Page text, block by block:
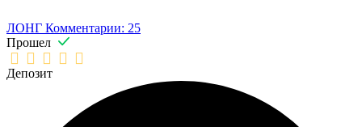
ЛОНГ Комментарии: 25
Прошел
Депозит